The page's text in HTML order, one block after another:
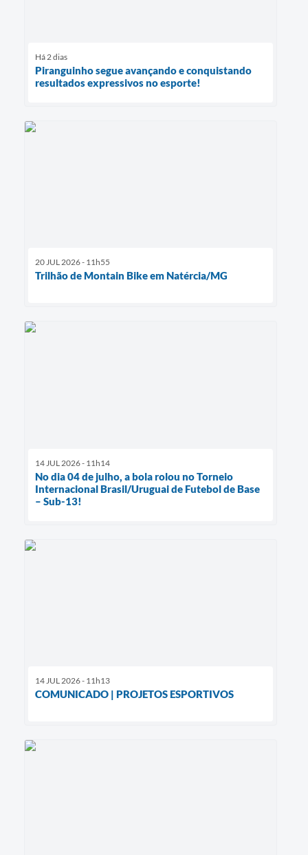
Há 2 dias
Piranguinho segue avançando e conquistando
resultados expressivos no esporte!
20 JUL 2026 - 11h55
Trilhão de Montain Bike em Natércia/MG
14 JUL 2026 - 11h14
No dia 04 de julho, a bola rolou no Torneio
Internacional Brasil/Uruguai de Futebol de Base
– Sub-13!
14 JUL 2026 - 11h13
COMUNICADO | PROJETOS ESPORTIVOS